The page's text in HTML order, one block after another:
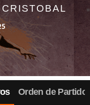
Instagram
Orden de